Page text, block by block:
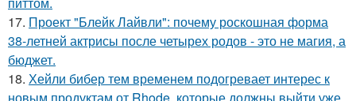
17. Проект "Блейк Лайвли": почему роскошная форма
38-летней актрисы после четырех родов - это не магия, а
бюджет.
18. Хейли бибер тем временем подогревает интерес к
новым продуктам от Rhode, которые должны выйти уже